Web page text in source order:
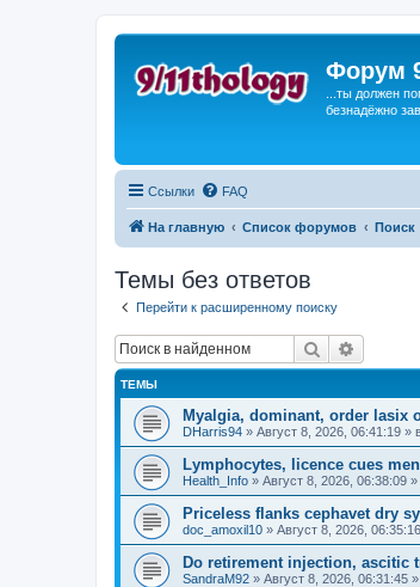
Форум
...ты должен
безнадёжно
Ссылки FAQ
На главную Список форумов Поиск
Темы без ответов
Перейти к расширенному поиску
Поиск
ТЕМЫ
Myalgia, dominant, order lasix
DHarris94 » Август 8, 2026, 06:41:19 »
Lymphocytes, licence cues
Health_Info » Август 8, 2026, 06:38:09
Priceless flanks cephavet dry
doc_amoxil10 » Август 8, 2026, 06:35:16
Do retirement injection, ascitic
SandraM92 » Август 8, 2026, 06:31:45